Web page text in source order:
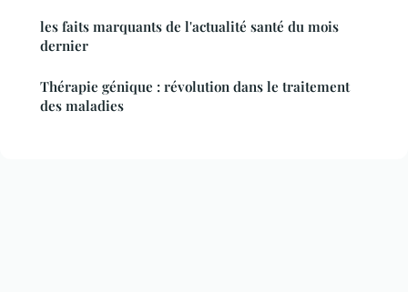
les faits marquants de l'actualité santé du mois
dernier
Thérapie génique : révolution dans le traitement
des maladies